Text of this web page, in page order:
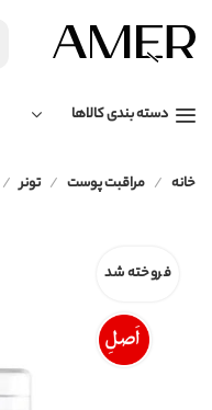
دسته بندی کالاها
خانه مراقبت پوست تونر
فروخته شد